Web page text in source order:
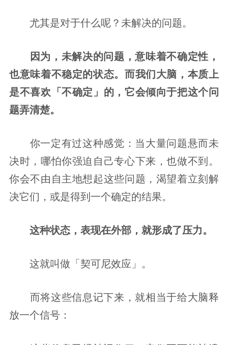
尤其是对于什么呢？未解决的问题。
因为，未解决的问题，意味着不确定性，
也意味着不稳定的状态。而我们大脑，本质上
是不喜欢「不确定」的，它会倾向于把这个问
题弄清楚。
你一定有过这种感觉：当大量问题悬而未
决时，哪怕你强迫自己专心下来，也做不到。
你会不由自主地想起这些问题，渴望着立刻解
决它们，或是得到一个确定的结果。
这种状态，表现在外部，就形成了压力。
这就叫做「契可尼效应」。
而将这些信息记下来，就相当于给大脑释
放一个信号：